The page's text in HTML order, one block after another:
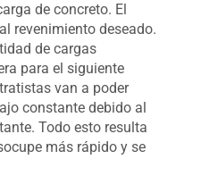
de concreto. El
revenimiento deseado.
de cargas
para el siguiente
van a poder
constante debido al
Todo esto resulta
más rápido y se